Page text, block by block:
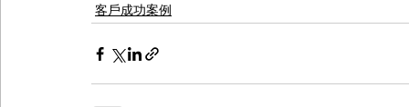
客戶成功案例